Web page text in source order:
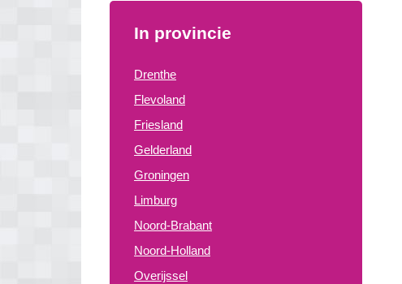
In provincie
Drenthe
Flevoland
Friesland
Gelderland
Groningen
Limburg
Noord-Brabant
Noord-Holland
Overijssel